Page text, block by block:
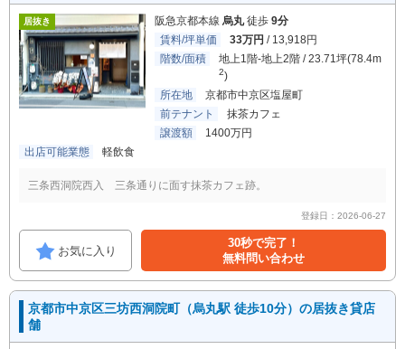
居抜き 阪急京都本線 烏丸徒歩 9分
賃料/坪単価
33万円 / 13,918円
階数/面積
地上1階-地上2階 / 23.71坪(78.4m
2)
所在地
京都市中京区塩屋町
前テナント
抹茶カフェ
譲渡額
1400万円
出店可能業態
軽飲食
三条西洞院西入 三条通りに面す抹茶カフェ跡。
登録日：2026-06-27
お気に入り
30秒で完了！
無料問い合わせ
京都市中京区三坊西洞院町（烏丸駅 徒歩10分）の居抜き貸店
舗